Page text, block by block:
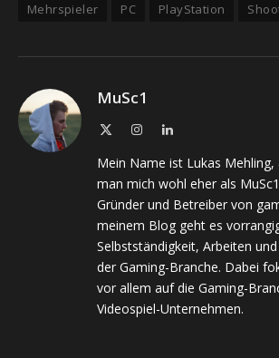
Mehrspieler
PC PlayStation
MuSc1
InstagramLinkedIn
Mein Name ist Lukas
man mich wohl eher als
Gründer und Betreiber von
meinem Blog geht es
Selbstständigkeit, Arbeiten
der Gaming-Branche. Dabei
vor allem auf die Gaming-
Videospiel-Unternehmen.